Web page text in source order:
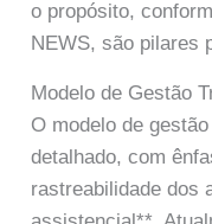
o propósito,
NEWS, são pilares
Modelo de Gestão
O modelo de
detalhado, com
rastreabilidade dos